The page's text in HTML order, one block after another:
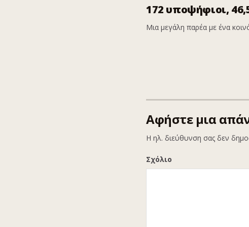
172 υποψήφιοι,
Μια μεγάλη παρέα με ένα
Αφήστε μια
Η ηλ. διεύθυνση σας δεν
Σχόλιο